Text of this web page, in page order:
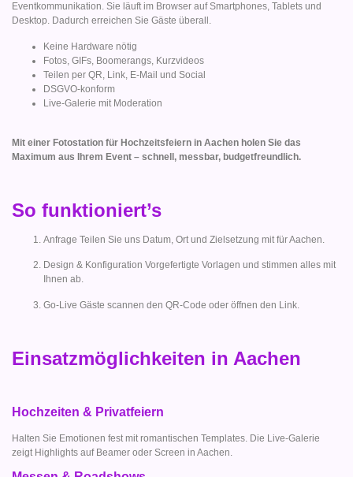
Eventkommunikation. Sie läuft im Browser auf Smartphones, Tablets und
Desktop. Dadurch erreichen Sie Gäste überall.
Keine Hardware nötig
Fotos, GIFs, Boomerangs, Kurzvideos
Teilen per QR, Link, E-Mail und Social
DSGVO-konform
Live-Galerie mit Moderation
Mit einer Fotostation für Hochzeitsfeiern in Aachen holen Sie das
Maximum aus Ihrem Event – schnell, messbar, budgetfreundlich.
So funktioniert’s
Anfrage Teilen Sie uns Datum, Ort und Zielsetzung mit für Aachen.
Design & Konfiguration Vorgefertigte Vorlagen und stimmen alles mit
Ihnen ab.
Go-Live Gäste scannen den QR-Code oder öffnen den Link.
Einsatzmöglichkeiten in Aachen
Hochzeiten & Privatfeiern
Halten Sie Emotionen fest mit romantischen Templates. Die Live-Galerie
zeigt Highlights auf Beamer oder Screen in Aachen.